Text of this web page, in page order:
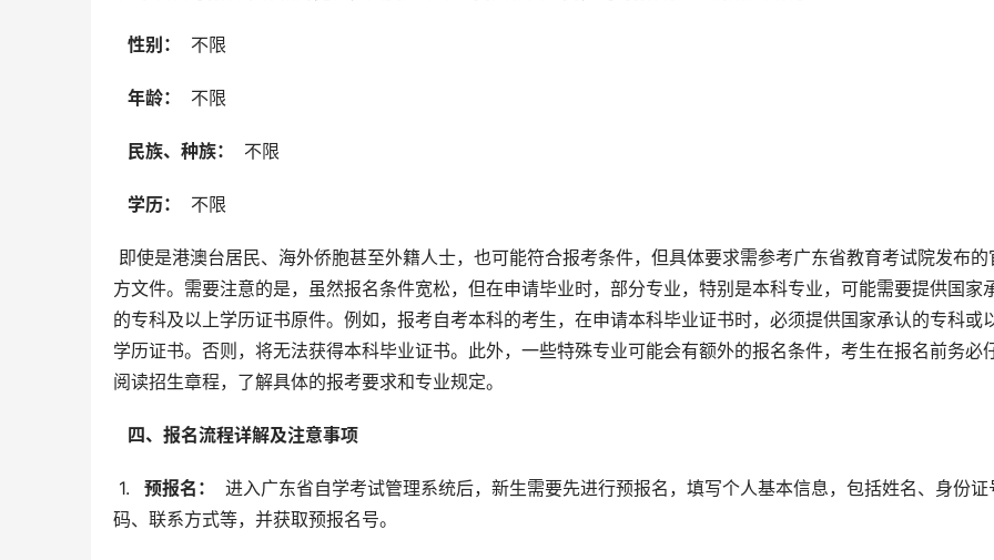
  性别：
不限
  年龄：
不限
  民族、种族：
不限
  学历：
不限
方文件。需要注意的是，虽然报名条件宽松，但在申请毕业时，部分专业，特别是本科专业，可能需要提供国家
的专科及以上学历证书原件。例如，报考自考本科的考生，在申请本科毕业证书时，必须提供国家承认的专科或
学历证书。否则，将无法获得本科毕业证书。此外，一些特殊专业可能会有额外的报名条件，考生在报名前务必
阅读招生章程，了解具体的报考要求和专业规定。
  四、报名流程详解及注意事项
1.
  预报名：
进入广东省自学考试管理系统后，新生需要先进行预报名，填写个人基本信息，包括姓名、身份证
码、联系方式等，并获取预报名号。